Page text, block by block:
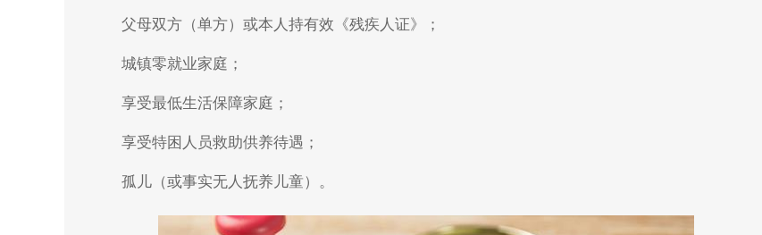
父母双方（单方）或本人持有效《残疾人证》；
城镇零就业家庭；
享受最低生活保障家庭；
享受特困人员救助供养待遇；
孤儿（或事实无人抚养儿童）。